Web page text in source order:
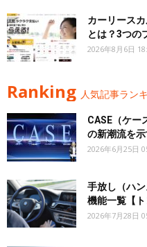
カーリース
とは？3つの
2026年8月6日
Ranking 人気記事ラン
CASE（ケー
の新潮流を
2026年6月25日
手放し（ハ
機能一覧【
2026年7月28日